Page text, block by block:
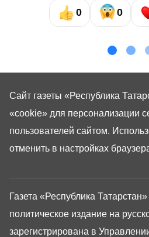
0 0
Газета «Республика
политическое издание на
зарегистрирована в
Сайт газеты «Республика
«cookie» для персонализации
пользователей сайтом.
отменить в настройках